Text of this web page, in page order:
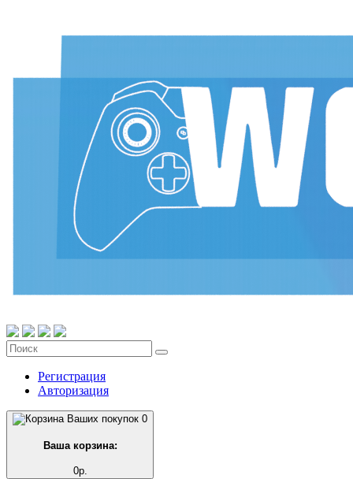
Регистрация
Авторизация
0
Ваша корзина:
0р.